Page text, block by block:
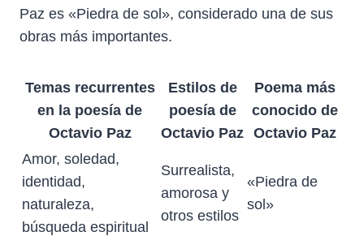
Paz es «Piedra de sol», considerado una de sus
obras más importantes.
Temas recurrentes
en la poesía de
Octavio Paz
Estilos de
poesía de
Octavio Paz
Poema más
conocido de
Octavio Paz
Amor, soledad,
identidad,
naturaleza,
búsqueda espiritual
Surrealista,
amorosa y
otros estilos
«Piedra de
sol»